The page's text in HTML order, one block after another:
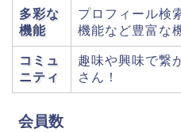
多彩な
機能
プロフィール検
機能など豊富な
コミュ
ニティ
趣味や興味で繋
さん！
会員数